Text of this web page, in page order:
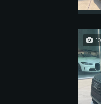
10